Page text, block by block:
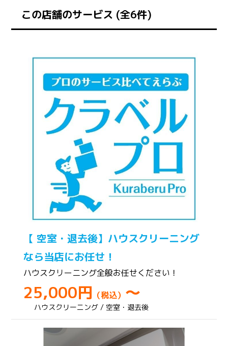
この店舗のサービス (全6件)
【 空室・退去後】ハウスクリーニング
なら当店にお任せ！
ハウスクリーニング全般お任せください！
25,000円 （税込） ～
ハウスクリーニング / 空室・退去後